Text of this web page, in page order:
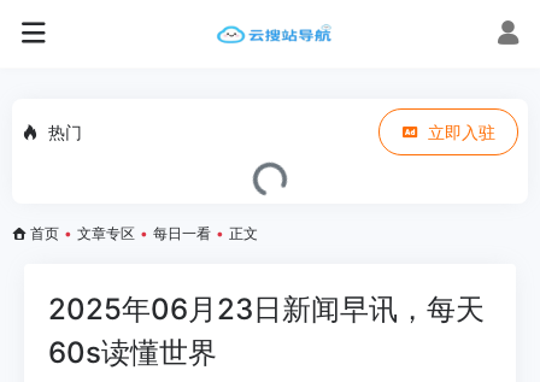
热门 立即入驻
首页 • 文章专区 • 每日一看 • 正文
2025年06月23日新闻早讯，每天
60s读懂世界